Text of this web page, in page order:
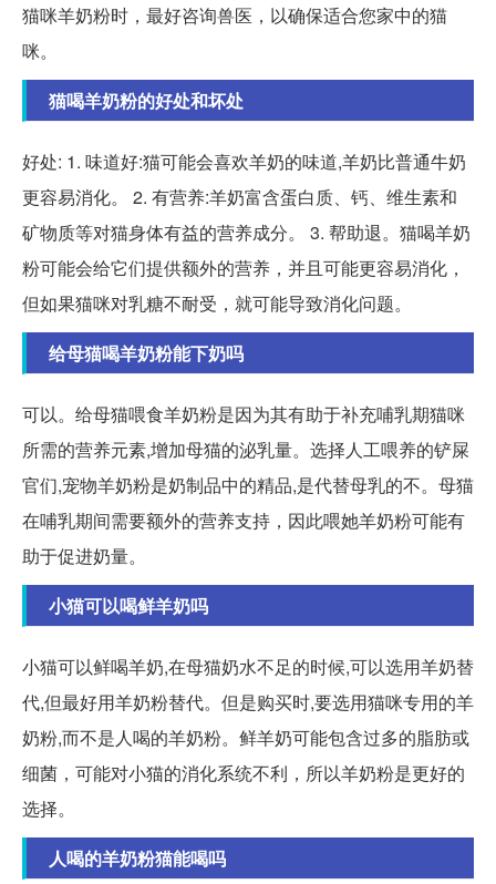
猫咪羊奶粉时，最好咨询兽医，以确保适合您家中的猫
咪。
猫喝羊奶粉的好处和坏处
好处: 1. 味道好:猫可能会喜欢羊奶的味道,羊奶比普通牛奶
更容易消化。 2. 有营养:羊奶富含蛋白质、钙、维生素和
矿物质等对猫身体有益的营养成分。 3. 帮助退。猫喝羊奶
粉可能会给它们提供额外的营养，并且可能更容易消化，
但如果猫咪对乳糖不耐受，就可能导致消化问题。
给母猫喝羊奶粉能下奶吗
可以。给母猫喂食羊奶粉是因为其有助于补充哺乳期猫咪
所需的营养元素,增加母猫的泌乳量。选择人工喂养的铲屎
官们,宠物羊奶粉是奶制品中的精品,是代替母乳的不。母猫
在哺乳期间需要额外的营养支持，因此喂她羊奶粉可能有
助于促进奶量。
小猫可以喝鲜羊奶吗
小猫可以鲜喝羊奶,在母猫奶水不足的时候,可以选用羊奶替
代,但最好用羊奶粉替代。但是购买时,要选用猫咪专用的羊
奶粉,而不是人喝的羊奶粉。鲜羊奶可能包含过多的脂肪或
细菌，可能对小猫的消化系统不利，所以羊奶粉是更好的
选择。
人喝的羊奶粉猫能喝吗